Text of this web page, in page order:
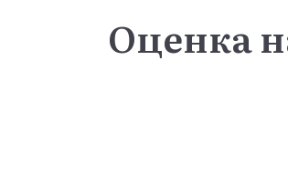
Оценка